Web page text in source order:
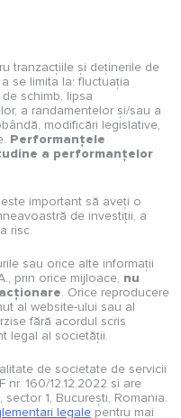
tranzacțiile și deținerile de
se limita la: fluctuația
schimb, lipsa
a randamentelor și/sau a
modificări legislative,
Performanțele
a performanțelor
important să aveți o
de investiții, a
risc.
sau orice alte informații
prin orice mijloace, nu
. Orice reproducere
al website-ului sau al
fără acordul scris
legal al societății.
de societate de servicii
160/12.12.2022 si are
1, București, Romania.
legale pentru mai